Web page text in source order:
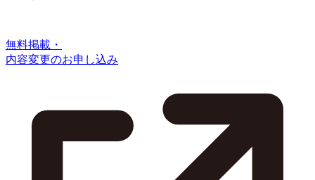
無料掲載・
内容変更のお申し込み